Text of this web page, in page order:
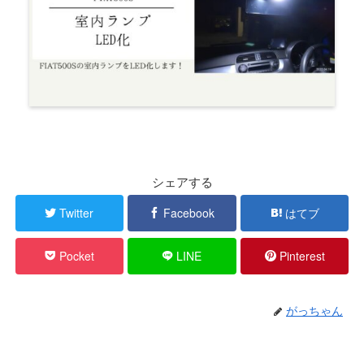
シェアする
Twitter Facebook はてブ
Pocket LINE Pinterest
がっちゃん